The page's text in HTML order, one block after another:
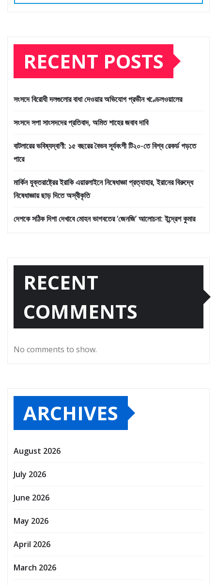
RECENT POSTS
সংসদে বিরোধী দলগুলোর বাধা দেওয়ার অভিযোগ প্রভীন খণ্ডেলওয়ালের
সংসদে সপা সাংসদদের প্রতিবাদ, অমিত শাহের জবাব দাবি
বাটলারের ভবিষ্যদ্বাণী: ১৫ বছরের বৈভব সূর্যবংশী টি২০-তে বিশ্ব রেকর্ড গড়তে
পারে
মার্কিন যুক্তরাষ্ট্রের ইরাকি এয়ারলাইনে নিষেধাজ্ঞা প্রত্যাহার, ইরানের বিরুদ্ধে
নিষেধাজ্ঞায় ছাড় দিতে অস্বীকৃতি
দেশকে সঠিক দিশা দেখাবে মোহন ভাগবতের ‘জেনজি’ আলোচনা: ইন্দ্রেশ কুমার
RECENT
COMMENTS
No comments to show.
ARCHIVES
August 2026
July 2026
June 2026
May 2026
April 2026
March 2026